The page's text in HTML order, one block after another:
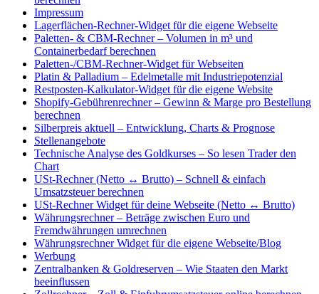
Impressum
Lagerflächen-Rechner-Widget für die eigene Webseite
Paletten- & CBM-Rechner – Volumen in m³ und
Containerbedarf berechnen
Paletten-/CBM-Rechner-Widget für Webseiten
Platin & Palladium – Edelmetalle mit Industriepotenzial
Restposten-Kalkulator-Widget für die eigene Website
Shopify-Gebührenrechner – Gewinn & Marge pro Bestellung
berechnen
Silberpreis aktuell – Entwicklung, Charts & Prognose
Stellenangebote
Technische Analyse des Goldkurses – So lesen Trader den
Chart
USt-Rechner (Netto ↔ Brutto) – Schnell & einfach
Umsatzsteuer berechnen
USt-Rechner Widget für deine Webseite (Netto ↔ Brutto)
Währungsrechner – Beträge zwischen Euro und
Fremdwährungen umrechnen
Währungsrechner Widget für die eigene Webseite/Blog
Werbung
Zentralbanken & Goldreserven – Wie Staaten den Markt
beeinflussen